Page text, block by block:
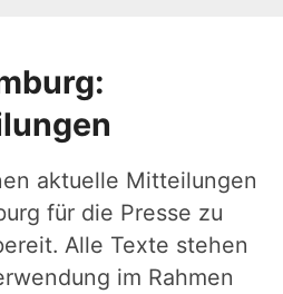
aktuelle Mitteilungen
für die Presse zu
Alle Texte stehen
im Rahmen